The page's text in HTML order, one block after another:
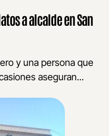
a alcalde en San
y una persona que
aseguran...